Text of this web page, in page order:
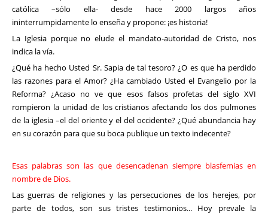
católica –sólo ella- desde hace 2000 largos años
ininterrumpidamente lo enseña y propone: ¡es historia!
La Iglesia porque no elude el mandato-autoridad de Cristo, nos
indica la vía.
¿Qué ha hecho Usted Sr. Sapia de tal tesoro? ¿O es que ha perdido
las razones para el Amor? ¿Ha cambiado Usted el Evangelio por la
Reforma? ¿Acaso no ve que esos falsos profetas del siglo XVI
rompieron la unidad de los cristianos afectando los dos pulmones
de la iglesia –el del oriente y el del occidente? ¿Qué abundancia hay
en su corazón para que su boca publique un texto indecente?
Esas palabras son las que desencadenan siempre blasfemias en
nombre de Dios.
Las guerras de religiones y las persecuciones de los herejes, por
parte de todos, son sus tristes testimonios... Hoy prevale la